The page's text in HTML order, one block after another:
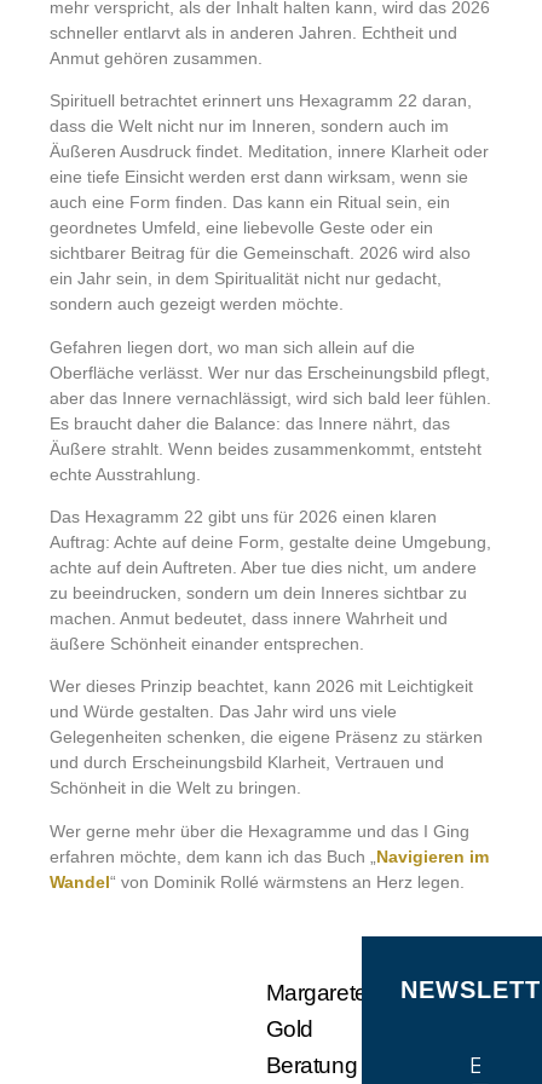
mehr verspricht, als der Inhalt halten kann, wird das 2026
schneller entlarvt als in anderen Jahren. Echtheit und
Anmut gehören zusammen.
Spirituell betrachtet erinnert uns Hexagramm 22 daran,
dass die Welt nicht nur im Inneren, sondern auch im
Äußeren Ausdruck findet. Meditation, innere Klarheit oder
eine tiefe Einsicht werden erst dann wirksam, wenn sie
auch eine Form finden. Das kann ein Ritual sein, ein
geordnetes Umfeld, eine liebevolle Geste oder ein
sichtbarer Beitrag für die Gemeinschaft. 2026 wird also
ein Jahr sein, in dem Spiritualität nicht nur gedacht,
sondern auch gezeigt werden möchte.
Gefahren liegen dort, wo man sich allein auf die
Oberfläche verlässt. Wer nur das Erscheinungsbild pflegt,
aber das Innere vernachlässigt, wird sich bald leer fühlen.
Es braucht daher die Balance: das Innere nährt, das
Äußere strahlt. Wenn beides zusammenkommt, entsteht
echte Ausstrahlung.
Das Hexagramm 22 gibt uns für 2026 einen klaren
Auftrag: Achte auf deine Form, gestalte deine Umgebung,
achte auf dein Auftreten. Aber tue dies nicht, um andere
zu beeindrucken, sondern um dein Inneres sichtbar zu
machen. Anmut bedeutet, dass innere Wahrheit und
äußere Schönheit einander entsprechen.
Wer dieses Prinzip beachtet, kann 2026 mit Leichtigkeit
und Würde gestalten. Das Jahr wird uns viele
Gelegenheiten schenken, die eigene Präsenz zu stärken
und durch Erscheinungsbild Klarheit, Vertrauen und
Schönheit in die Welt zu bringen.
Wer gerne mehr über die Hexagramme und das I Ging
erfahren möchte, dem kann ich das Buch „ Navigieren im
Wandel“ von Dominik Rollé wärmstens an Herz legen.
Margarete
Gold
Beratung